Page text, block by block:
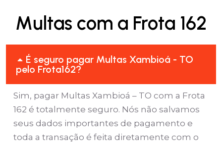
Multas com a Frota 162
É seguro pagar Multas Xambioá - TO
pelo Frota162?
Sim, pagar Multas Xambioá – TO com a Frota
162 é totalmente seguro. Nós não salvamos
seus dados importantes de pagamento e
toda a transação é feita diretamente com o